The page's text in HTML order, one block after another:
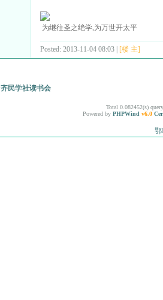
为继往圣之绝学,为万世开太平
Posted: 2013-11-04 08:03 | [楼 主]
齐民学社读书会
Total 0.082452(s)
Powered by PHPWind v6.0
鄂